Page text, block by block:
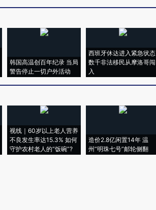
韩国高温创百年纪录 当局
警告停止一切户外活动
西班牙休达进入紧急状态
数千非法移民从摩洛哥闯
入
视线｜60岁以上老人营养
不良发生率达15.3% 如何
守护农村老人的“饭碗”?
造价2.8亿闲置14年 温
州“明珠七号”邮轮侧翻